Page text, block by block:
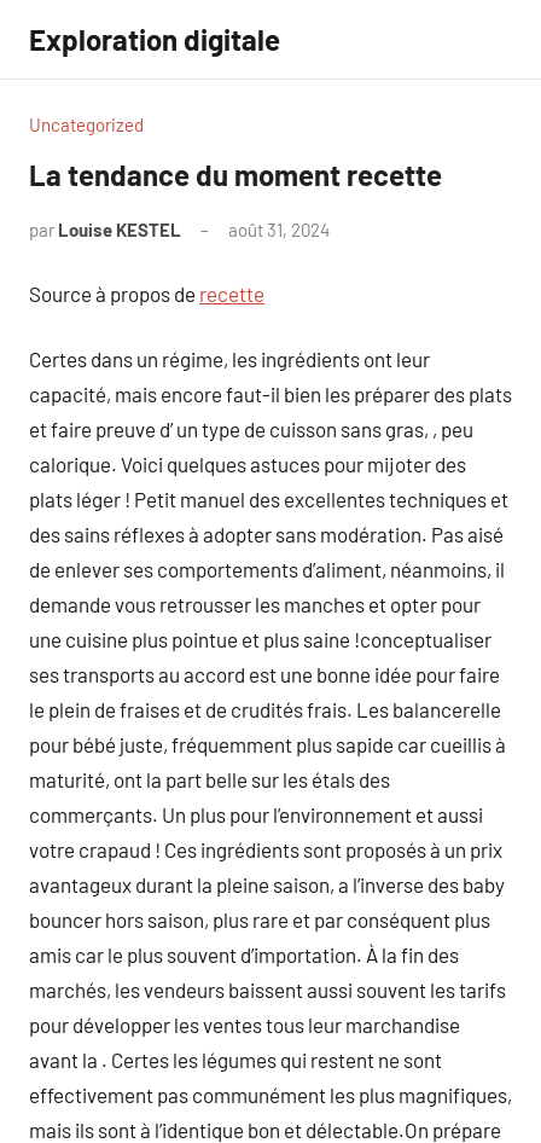
contenu
Exploration digitale
Uncategorized
La tendance du moment recette
par Louise KESTEL août 31, 2024
Source à propos de recette
Certes dans un régime, les ingrédients ont leur
capacité, mais encore faut-il bien les préparer des plats
et faire preuve d’ un type de cuisson sans gras, , peu
calorique. Voici quelques astuces pour mijoter des
plats léger ! Petit manuel des excellentes techniques et
des sains réflexes à adopter sans modération. Pas aisé
de enlever ses comportements d’aliment, néanmoins, il
demande vous retrousser les manches et opter pour
une cuisine plus pointue et plus saine !conceptualiser
ses transports au accord est une bonne idée pour faire
le plein de fraises et de crudités frais. Les balancerelle
pour bébé juste, fréquemment plus sapide car cueillis à
maturité, ont la part belle sur les étals des
commerçants. Un plus pour l’environnement et aussi
votre crapaud ! Ces ingrédients sont proposés à un prix
avantageux durant la pleine saison, a l’inverse des baby
bouncer hors saison, plus rare et par conséquent plus
amis car le plus souvent d’importation. À la fin des
marchés, les vendeurs baissent aussi souvent les tarifs
pour développer les ventes tous leur marchandise
avant la . Certes les légumes qui restent ne sont
effectivement pas communément les plus magnifiques,
mais ils sont à l’identique bon et délectable.On prépare